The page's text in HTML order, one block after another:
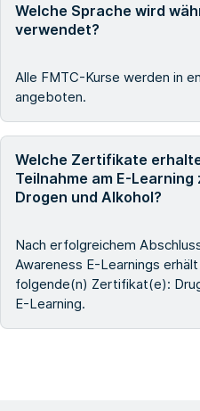
Welche Sprache wird
verwendet?
Alle FMTC-Kurse werden in
angeboten.
Welche Zertifikate
Teilnahme am E-
Drogen und Alkohol?
Nach erfolgreichem
Awareness E-Learnings
folgende(n) Zertifikat(e):
E-Learning.